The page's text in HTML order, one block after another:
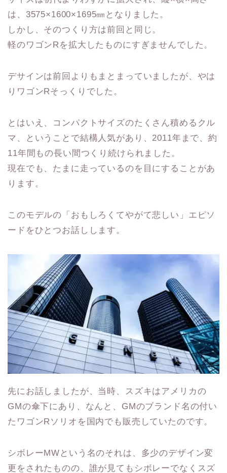
は、3575×1600×1695㎜となりました。
しかし、そのつくり方は前回と同じ。
軽のワゴンRを拡大したものにすぎませんでした。
デサインは前回よりもまとまっていましたが、やは
りワゴンRそっくりでした。
とはいえ、コンパクトサイズのたくさん積めるクル
マ、ということで結構人気があり、2011年まで、約
11年間もの長い間つくり続けられました。
現在でも、たまに走っているのを目にすることがあ
ります。
このモデルの「おもしろくてやがて悲しい」エピソ
ードをひとつお話しします。
先にお話しましたが、当時、スズキはアメリカの
GMの傘下にあり、なんと、GMのブランド名の付い
たワゴンRソリオを国内でも販売していたのです。
シボレーMWという名のそれは、多少のデザイン変
更をされたものの、誰が見てもシボレーでなくスズ